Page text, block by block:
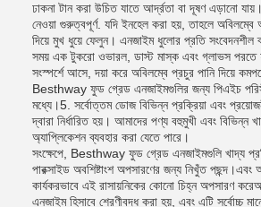
ঢাকনা টান করা উচিত যাতে আর্দ্রতা বা দূষণ এড়ানো
নেওয়া গুরুত্বপূর্ণ. যদি ইনহেল করা হয়, তাহলে অবিলম্বে
দিয়ে মুখ ধুয়ে ফেলুন। এনজাইম ধুলোর প্রতি সংবেদনশীল
সময় এক টুকরো ওভারল, ডাস্ট মাস্ক এবং গ্লাভস পরতে
সংস্পর্শে আসে, দয়া করে অবিলম্বে প্রচুর পানি দিয়ে
Besthway ফুড গ্রেড এনজাইমগুলির জন্য পিএইচ
মধ্যে।5. সর্বোত্তম ডোজ বিভিন্ন প্রক্রিয়া এবং
দ্বারা নির্ধারিত হয়। আমাদের পণ্য বহুমুখী এবং বিভিন্ন
অ্যাপ্লিকেশন ব্যবহার করা যেতে পারে।
সংক্ষেপে, Besthway ফুড গ্রেড এনজাইমগুলি খাদ্য
পারক্সাইড অবশিষ্টাংশ অপসারণের জন্য নিখুঁত
কার্যকরভাবে এই রাসায়নিকের কোনো চিহ্ন অপসারণ
এনজাইম হিসাবে শ্রেণীবদ্ধ করা হয়, এবং এটি সর্বোচ্চ